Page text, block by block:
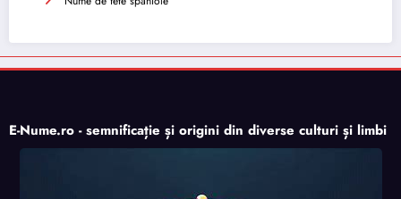
E-Nume.ro - semnificație și origini din diverse culturi și limbi